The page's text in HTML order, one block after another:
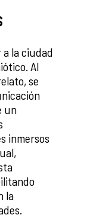
la ciudad
Al
se
un
inmersos
la